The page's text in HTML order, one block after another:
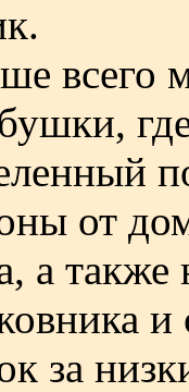
всего
от
а также
и
за